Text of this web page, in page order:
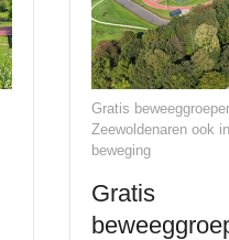
Gratis
Zeewoldenaren ook
beweging
Gratis